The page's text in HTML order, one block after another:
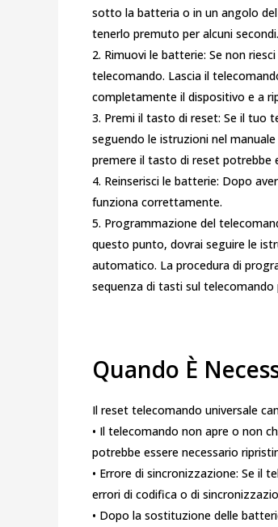
sotto la batteria o in un angolo
tenerlo premuto per alcuni secondi.
2. Rimuovi le batterie: Se non
telecomando. Lascia il
completamente il dispositivo e a
3. Premi il tasto di reset: Se il tuo
seguendo le istruzioni nel
premere il tasto di reset potrebbe
4. Reinserisci le batterie: Dopo
funziona correttamente.
5. Programmazione del
questo punto, dovrai seguire le
automatico. La procedura di
sequenza di tasti sul
Quando È
Il reset telecomando universale
• Il telecomando non apre o non
potrebbe essere necessario
• Errore di sincronizzazione: Se il
errori di codifica o di
• Dopo la sostituzione delle